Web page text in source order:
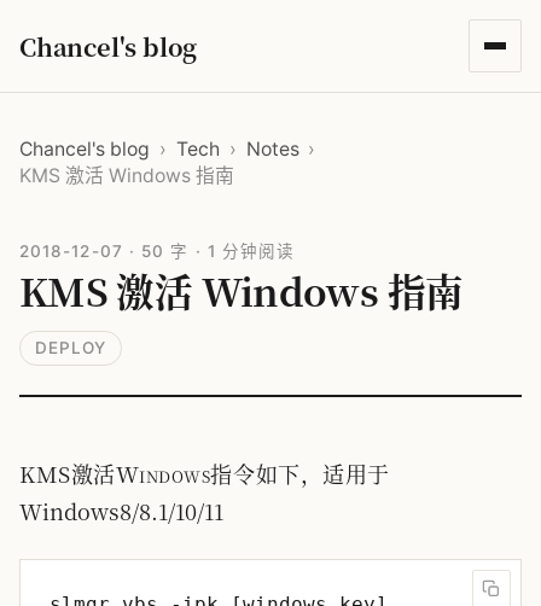
Chancel's blog
Chancel's blog › Tech › Notes ›
KMS 激活 Windows 指南
2018-12-07 · 50 字 · 1 分钟阅读
KMS 激活 Windows 指南
DEPLOY
KMS激活Windows指令如下，适用于
Windows8/8.1/10/11